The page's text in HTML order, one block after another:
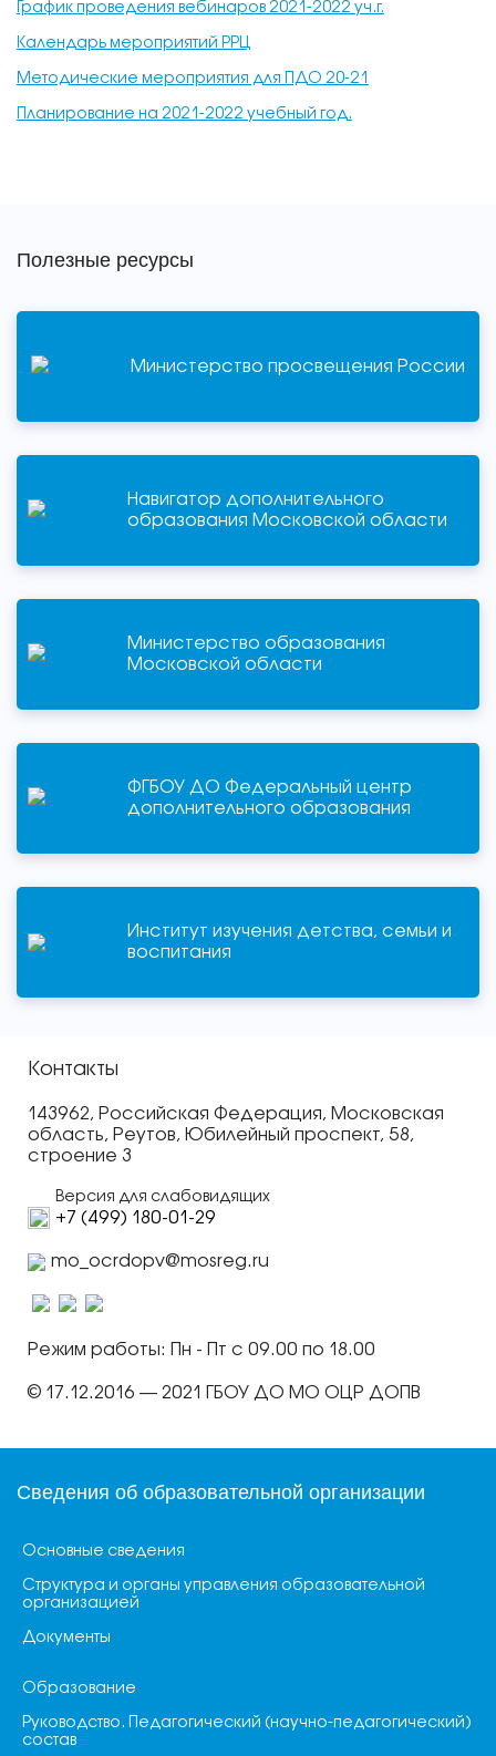
График проведения вебинаров 2021-2022 уч.г.
Календарь мероприятий РРЦ
Методические мероприятия для ПДО 20-21
Планирование на 2021-2022 учебный год.
Полезные ресурсы
Министерство просвещения России
Навигатор дополнительного
образования Московской области
Министерство образования
Московской области
ФГБОУ ДО Федеральный центр
дополнительного образования
Институт изучения детства, семьи и
воспитания
Контакты
143962, Российская Федерация, Московская
область, Реутов, Юбилейный проспект, 58,
строение 3
Версия для слабовидящих
+7 (499) 180-01-29
mo_ocrdopv@mosreg.ru
Режим работы: Пн - Пт с 09.00 по 18.00
© 17.12.2016 — 2021 ГБОУ ДО МО ОЦР ДОПВ
Сведения об образовательной организации
Основные сведения
Структура и органы управления образовательной
организацией
Документы
Образование
Руководство. Педагогический (научно-педагогический)
состав